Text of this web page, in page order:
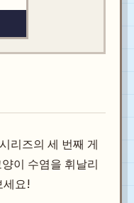
리즈의 세 번째 게
이 수염을 휘날리
세요!